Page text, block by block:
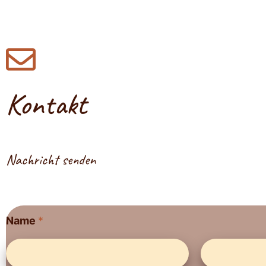
Kontakt
Nachricht senden
*
N
m
e
Name *